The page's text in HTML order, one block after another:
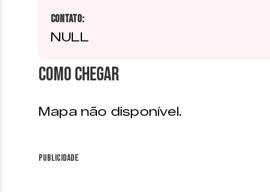
Contato:
NULL
Como chegar
Mapa não disponível.
Publicidade